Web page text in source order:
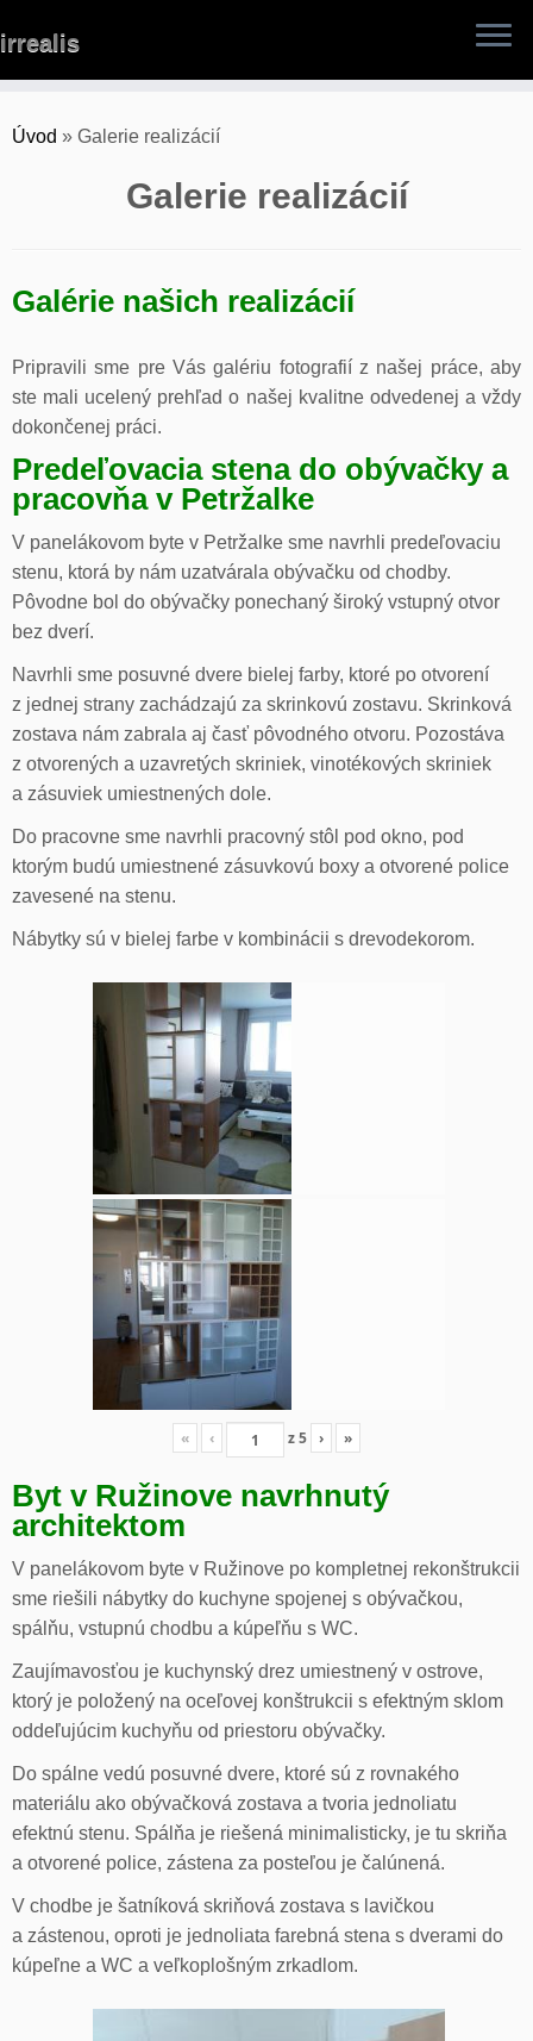
to
irrealis
Úvod » Galerie realizácií
Galerie realizácií
Galérie našich realizácií
Pripravili sme pre Vás galériu fotografií z našej práce, aby
ste mali ucelený prehľad o našej kvalitne odvedenej a vždy
dokončenej práci.
Predeľovacia stena do obývačky a
pracovňa v Petržalke
V panelákovom byte v Petržalke sme navrhli predeľovaciu
stenu, ktorá by nám uzatvárala obývačku od chodby.
Pôvodne bol do obývačky ponechaný široký vstupný otvor
bez dverí.
Navrhli sme posuvné dvere bielej farby, ktoré po otvorení
z jednej strany zachádzajú za skrinkovú zostavu. Skrinková
zostava nám zabrala aj časť pôvodného otvoru. Pozostáva
z otvorených a uzavretých skriniek, vinotékových skriniek
a zásuviek umiestnených dole.
Do pracovne sme navrhli pracovný stôl pod okno, pod
ktorým budú umiestnené zásuvkovú boxy a otvorené police
zavesené na stenu.
Nábytky sú v bielej farbe v kombinácii s drevodekorom.
« ‹ z5 › »
Byt v Ružinove navrhnutý
architektom
V panelákovom byte v Ružinove po kompletnej rekonštrukcii
sme riešili nábytky do kuchyne spojenej s obývačkou,
spálňu, vstupnú chodbu a kúpeľňu s WC.
Zaujímavosťou je kuchynský drez umiestnený v ostrove,
ktorý je položený na oceľovej konštrukcii s efektným sklom
oddeľujúcim kuchyňu od priestoru obývačky.
Do spálne vedú posuvné dvere, ktoré sú z rovnakého
materiálu ako obývačková zostava a tvoria jednoliatu
efektnú stenu. Spálňa je riešená minimalisticky, je tu skriňa
a otvorené police, zástena za posteľou je čalúnená.
V chodbe je šatníková skriňová zostava s lavičkou
a zástenou, oproti je jednoliata farebná stena s dverami do
kúpeľne a WC a veľkoplošným zrkadlom.